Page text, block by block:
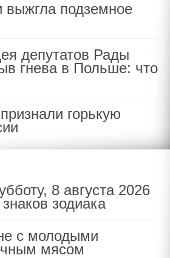
выжгла подземное
депутатов Рады
гнева в Польше: что
горькую
8 августа 2026
зодиака
с молодыми
мясом